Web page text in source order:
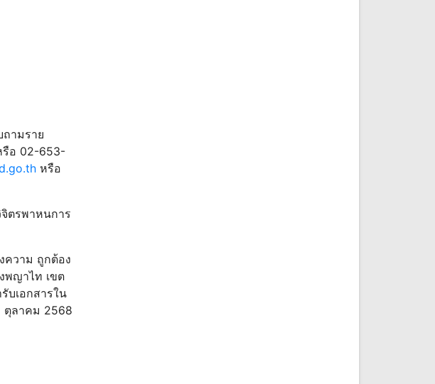
ามราย
รือ 02-653-
หรือ
ตรพาหนการ
ความ ถูกต้อง
พญาไท เขต
บเอกสารใน
ตุลาคม 2568